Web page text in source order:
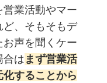
業活動やマー
、そもそもデ
声を聞くケー
合は まず営業活
することから